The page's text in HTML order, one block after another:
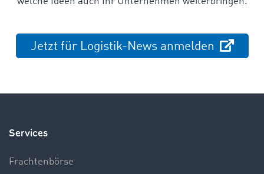
Jetzt für Logistik-News anmelden
Services
Frachtenbörse